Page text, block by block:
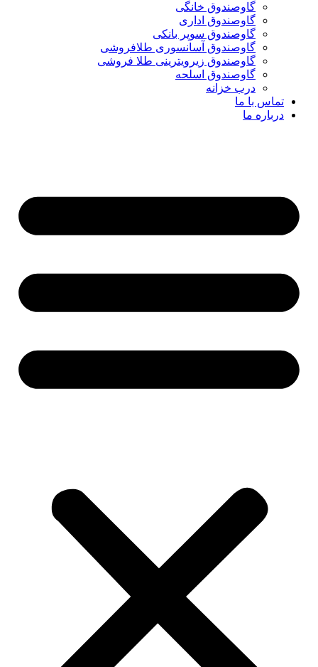
گاوصندوق خانگی
گاوصندوق اداری
گاوصندوق سوپر بانکی
گاوصندوق آسانسوری طلافروشی
گاوصندوق زیرویترینی طلا فروشی
گاوصندوق اسلحه
درب خزانه
تماس با ما
درباره ما